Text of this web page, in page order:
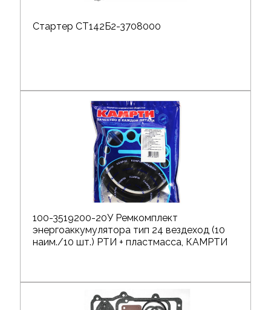
Стартер СТ142Б2-3708000
100-3519200-20У Ремкомплект
энергоаккумулятора тип 24 вездеход (10
наим./10 шт.) РТИ + пластмасса, КАМРТИ